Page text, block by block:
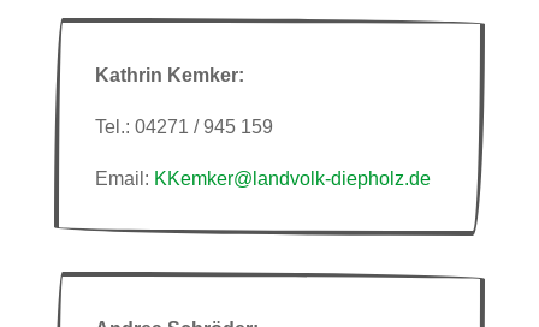
Kathrin Kemker:
Tel.: 04271 / 945 159
Email: KKemker@landvolk-diepholz.de